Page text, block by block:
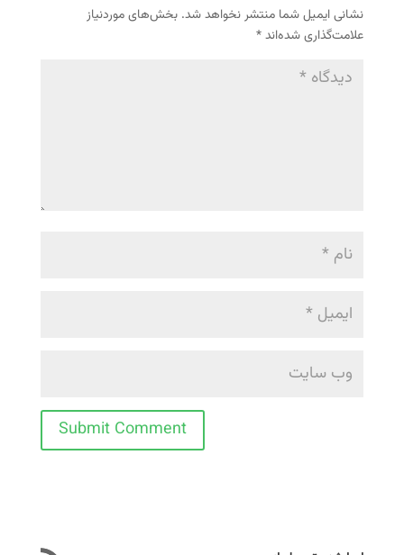
نشانی ایمیل شما منتشر نخواهد شد. بخش‌های موردنیاز
علامت‌گذاری شده‌اند*
Submit Comment